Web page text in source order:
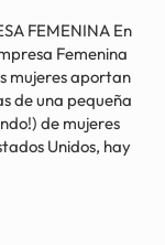
FEMENINA En
Femenina
mujeres aportan
de una pequeña
de mujeres
Unidos, hay
FEMENINA-